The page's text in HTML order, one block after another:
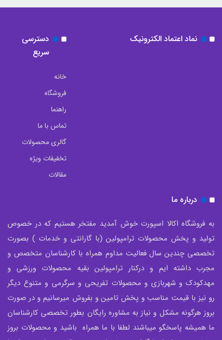
نماد اعتماد الکترونیک
دسترسی
سریع
خانه
فروشگاه
راهنما
تماس با ما
گالری محصولات
تخفیفات ویژه
مقالات
درباره ما
به فروشگاه اکالا اسپورت خوش آمدید مفتخر هستیم که در خصوص
تولید و پخش محصولات ترامپولین (با گارانتی و خدمات ) بصورت
تخصصی چندین سال فعالیت مداوم همراه با کارشناسان متخصص و
مجرب داشته ایم و درکنار ترامپولین بقیه محصولات ورزشی و
مهدکودک و شهربازی و محصولات تفریحی و سرگرمی و متنوع دیگر
رو نیز با قیمت مناسب و پخش تامین و بفروش میرسانیم و در صورت
بروز هرگونه مشکل و نیاز به مشاوره رایگان بطور تخصصی کارشناسان
ما همیشه پاسخگو میباشند لطفا با ما همراه باشید و محصولات بروز